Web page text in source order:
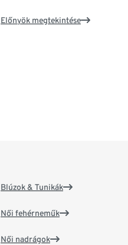
Előnyök megtekintése
Blúzok & Tunikák
Női fehérneműk
Női nadrágok